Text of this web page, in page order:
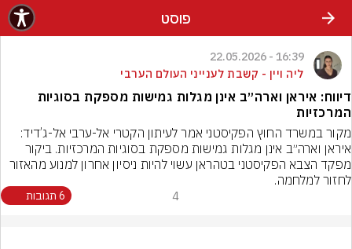
פוסט
16:39 - 22.05.2026
ליה ויין - קשבת לענייני העולם הערבי
דיווח: איראן וארה״ב אינן מגלות גמישות מספקת בסוגיות
המרכזיות
לחזור למלחמה.
4 6 תגובות